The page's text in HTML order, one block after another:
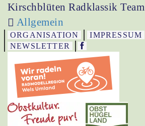
Kirschblüten Radklassik Team
Allgemein
ORGANISATION IMPRESSUM
NEWSLETTER